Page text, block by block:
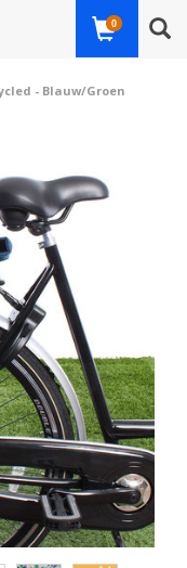
0
- Blauw/Groen